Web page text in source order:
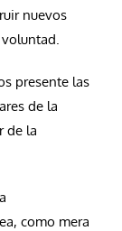
nuevos
presente las
de la
de la
como mera